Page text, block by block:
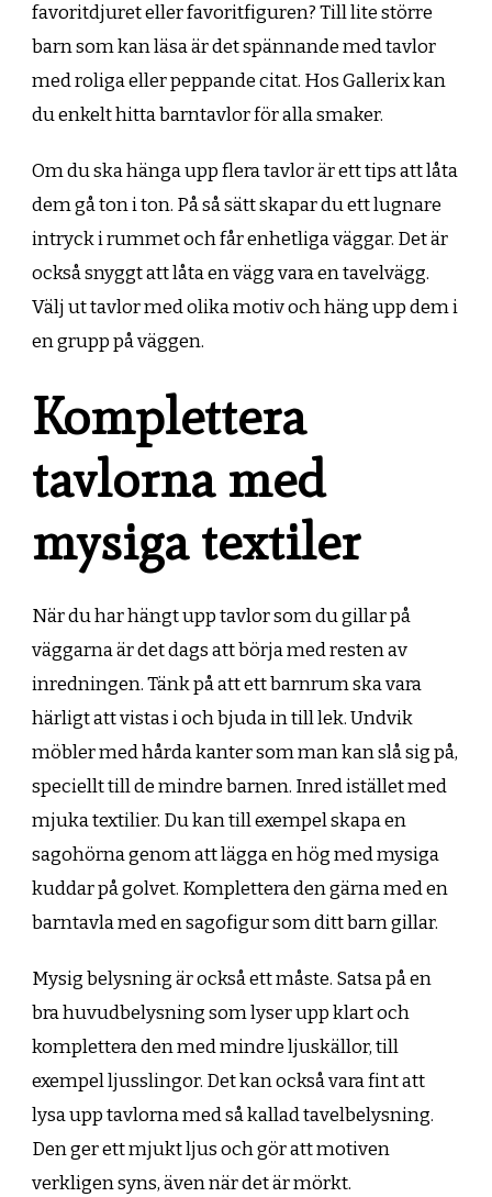
favoritdjuret eller favoritfiguren? Till lite större
barn som kan läsa är det spännande med tavlor
med roliga eller peppande citat. Hos Gallerix kan
du enkelt hitta barntavlor för alla smaker.
Om du ska hänga upp flera tavlor är ett tips att låta
dem gå ton i ton. På så sätt skapar du ett lugnare
intryck i rummet och får enhetliga väggar. Det är
också snyggt att låta en vägg vara en tavelvägg.
Välj ut tavlor med olika motiv och häng upp dem i
en grupp på väggen.
Komplettera
tavlorna med
mysiga textiler
När du har hängt upp tavlor som du gillar på
väggarna är det dags att börja med resten av
inredningen. Tänk på att ett barnrum ska vara
härligt att vistas i och bjuda in till lek. Undvik
möbler med hårda kanter som man kan slå sig på,
speciellt till de mindre barnen. Inred istället med
mjuka textilier. Du kan till exempel skapa en
sagohörna genom att lägga en hög med mysiga
kuddar på golvet. Komplettera den gärna med en
barntavla med en sagofigur som ditt barn gillar.
Mysig belysning är också ett måste. Satsa på en
bra huvudbelysning som lyser upp klart och
komplettera den med mindre ljuskällor, till
exempel ljusslingor. Det kan också vara fint att
lysa upp tavlorna med så kallad tavelbelysning.
Den ger ett mjukt ljus och gör att motiven
verkligen syns, även när det är mörkt.